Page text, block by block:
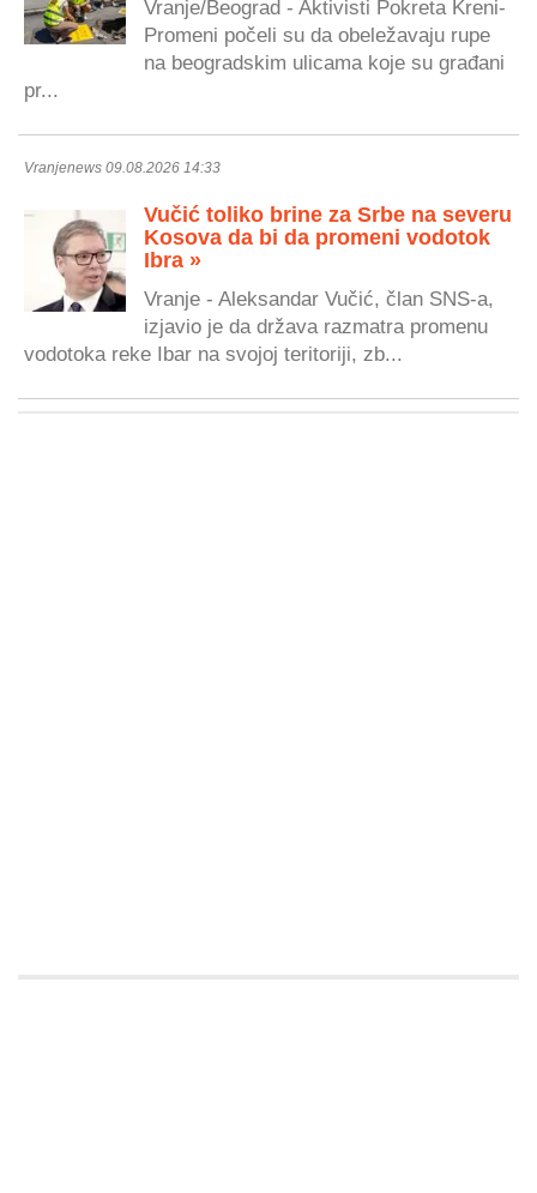
Vranje/Beograd - Aktivisti Pokreta Kreni-
Promeni počeli su da obeležavaju rupe
na beogradskim ulicama koje su građani
pr...
Vranjenews 09.08.2026 14:33
Vučić toliko brine za Srbe na severu
Kosova da bi da promeni vodotok
Ibra »
Vranje - Aleksandar Vučić, član SNS-a,
izjavio je da država razmatra promenu
vodotoka reke Ibar na svojoj teritoriji, zb...